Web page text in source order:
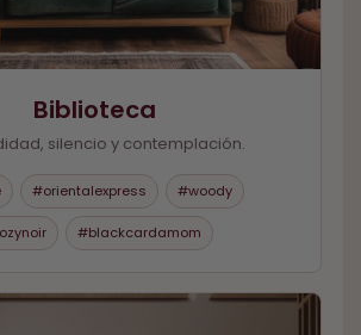
Biblioteca
silencio y contemplación.
#orientalexpress #woody
#blackcardamom